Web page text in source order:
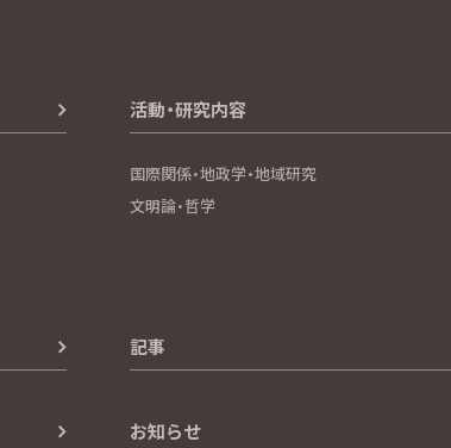
活動・研究内容
国際関係・地政学・地域研究
文明論・哲学
記事
お知らせ